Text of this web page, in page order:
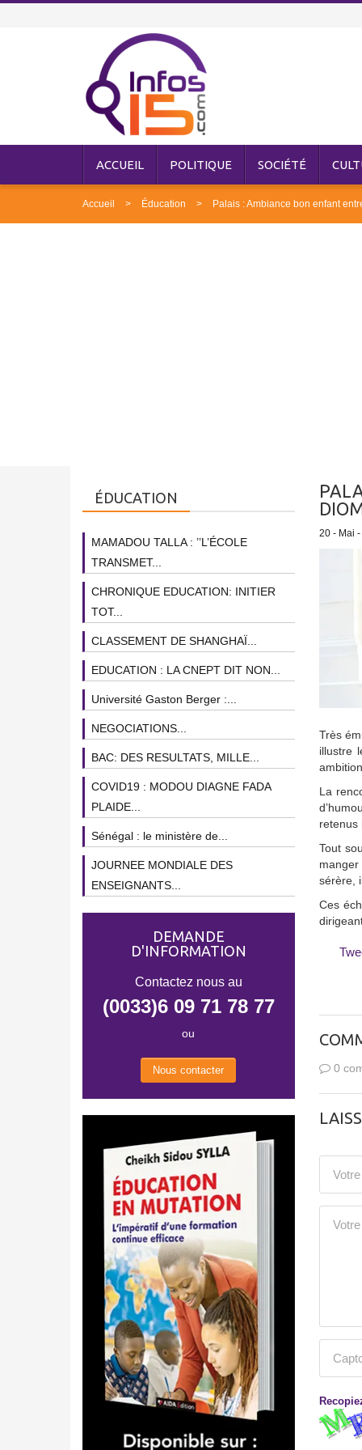
ACCUEIL POLITIQUE SOCIÉTÉ
Accueil Éducation Palais : Ambiance bon enfant
20 - Mai
Très
illustre
La
retenus
Tout
manger
sérère,
Ces
0
ÉDUCATION
MAMADOU TALLA : ’’L’ÉCOLE
TRANSMET...
CHRONIQUE EDUCATION: INITIER
TOT...
CLASSEMENT DE SHANGHAÏ...
EDUCATION : LA CNEPT DIT NON...
Université Gaston Berger :...
NEGOCIATIONS...
BAC: DES RESULTATS, MILLE...
COVID19 : MODOU DIAGNE FADA
PLAIDE...
Sénégal : le ministère de...
JOURNEE MONDIALE DES
ENSEIGNANTS...
DEMANDE
D'INFORMATION
Contactez nous au
(0033)6 09 71 78 77
ou
Nous contacter